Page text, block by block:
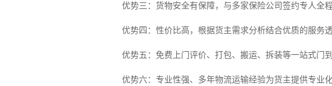
优势三：货物安全有保障，与多家保险公司签约专人全
优势四：性价比高，根据货主需求分析结合优质的服务
优势五：免费上门评价、打包、搬运、拆装等一站式门
优势六：专业性强、多年物流运输经验为货主提供专业